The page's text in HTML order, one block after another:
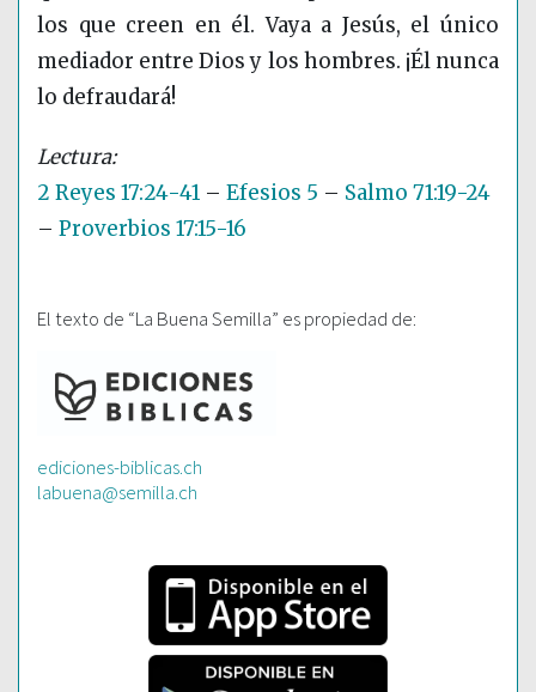
los que creen en él. Vaya a Jesús, el único
mediador entre Dios y los hombres. ¡Él nunca
lo defraudará!
2 Reyes 17:24-41 – Efesios 5 – Salmo 71:19-24
– Proverbios 17:15-16
El texto de “La Buena Semilla” es propiedad de:
ediciones-biblicas.ch
labuena@semilla.ch